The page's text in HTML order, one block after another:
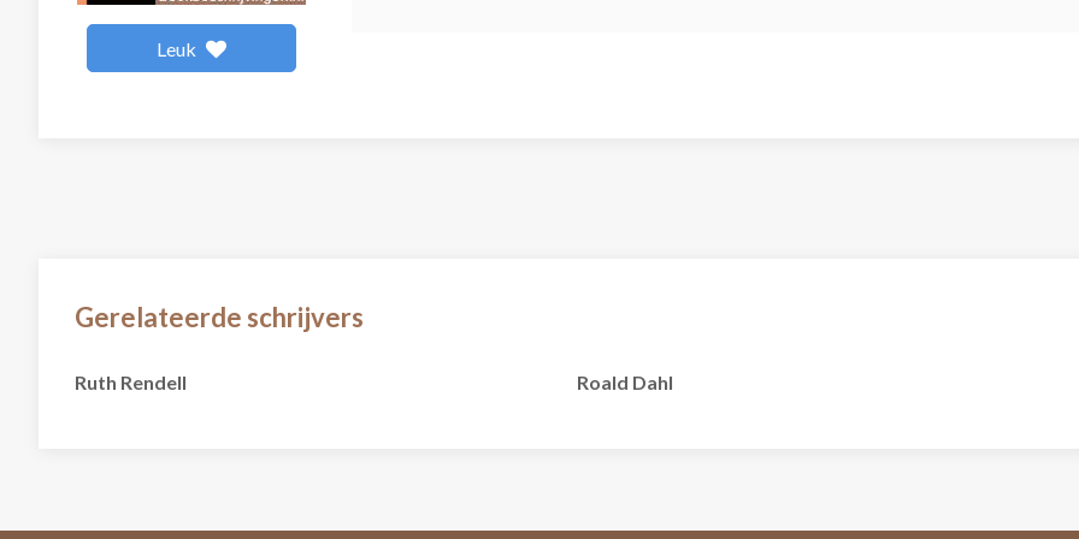
Leuk
Gerelateerde schrijvers
Ruth Rendell Roald Dahl